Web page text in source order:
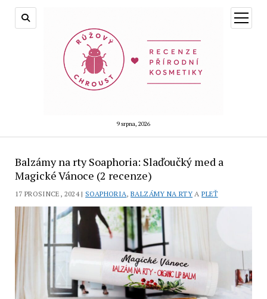
9 srpna, 2026
otevřít
menu
Balzámy na rty Soaphoria: Slaďoučký med a
Magické Vánoce (2 recenze)
17 PROSINCE, 2024 | SOAPHORIA,BALZÁMY NA RTY APLEŤ